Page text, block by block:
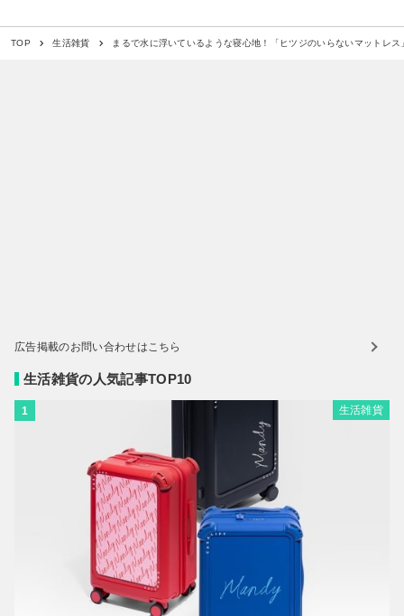
TOP 生活雑貨 まるで水に浮いているような寝心地！「ヒツジのいらないマットレス
広告掲載のお問い合わせはこちら
生活雑貨の人気記事TOP10
1 生活雑貨